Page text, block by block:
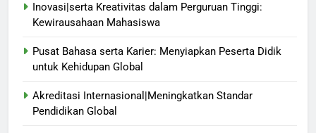
Inovasi|serta Kreativitas dalam Perguruan Tinggi:
Kewirausahaan Mahasiswa
Pusat Bahasa serta Karier: Menyiapkan Peserta Didik
untuk Kehidupan Global
Akreditasi Internasional|Meningkatkan Standar
Pendidikan Global